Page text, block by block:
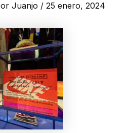
Juanjo / 25 enero, 2024